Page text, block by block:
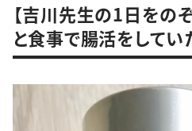
【吉川先生の1日をの
と食事で腸活をしてい